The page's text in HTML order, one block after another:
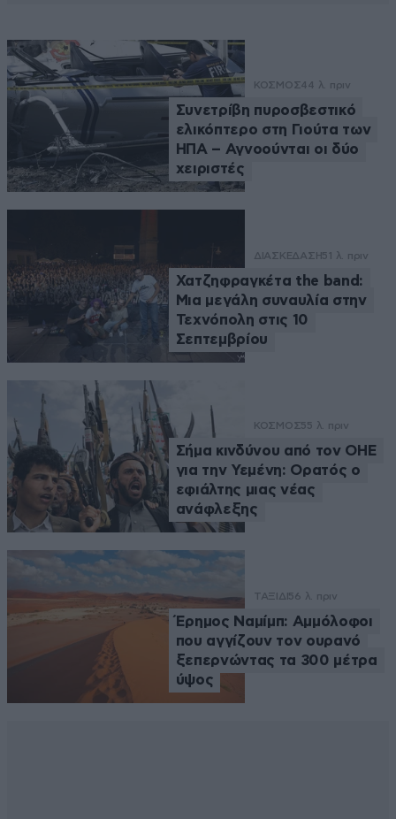
ΚΟΣΜΟΣ44 λ. πριν
Συνετρίβη πυροσβεστικό
ελικόπτερο στη Γιούτα των
ΗΠΑ – Αγνοούνται οι δύο
χειριστές
ΔΙΑΣΚΕΔΑΣΗ51 λ. πριν
Χατζηφραγκέτα the band:
Μια μεγάλη συναυλία στην
Τεχνόπολη στις 10
Σεπτεμβρίου
ΚΟΣΜΟΣ55 λ. πριν
Σήμα κινδύνου από τον ΟΗΕ
για την Υεμένη: Ορατός ο
εφιάλτης μιας νέας
ανάφλεξης
ΤΑΞΙΔΙ56 λ. πριν
Έρημος Ναμίμπ: Αμμόλοφοι
που αγγίζουν τον ουρανό
ξεπερνώντας τα 300 μέτρα
ύψος